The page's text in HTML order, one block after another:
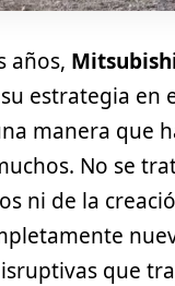
años,
estrategia en
manera que
No se
ni de la
que